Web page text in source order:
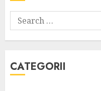
Search
for:
CATEGORII